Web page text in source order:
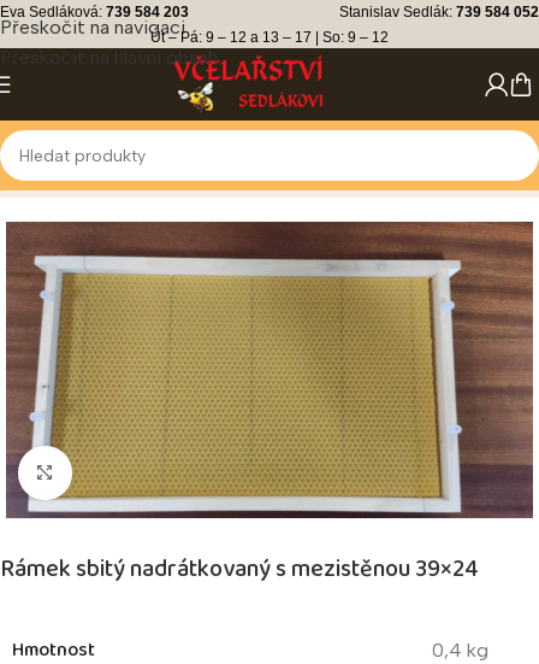
Přeskočit na navigaci
Přeskočit na hlavní obsah
Eva Sedláková: 739 584 203 Stanislav Sedlák: 739 584 052
Út – Pá: 9 – 12 a 13 – 17 | So: 9 – 12
Kliknutím zvětšíte
Rámek sbitý nadrátkovaný s mezistěnou 39×24
Hmotnost 0,4 kg